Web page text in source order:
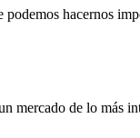
hacernos
mercado de lo más